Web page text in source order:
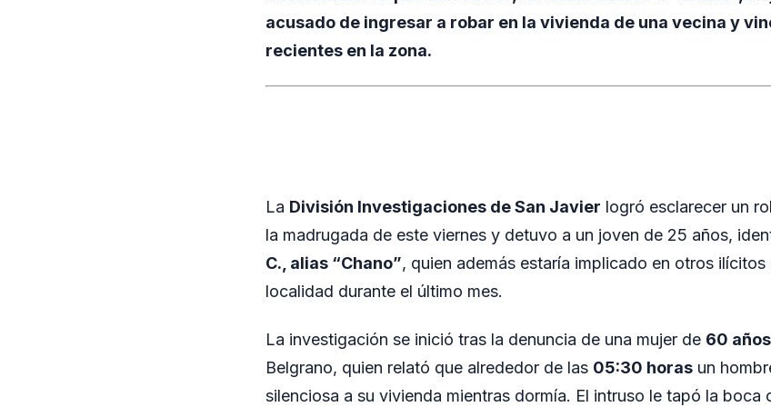
acusado de ingresar a robar en la vivienda de una vecina y
recientes en la zona.
La División Investigaciones de San Javier logró esclarecer un
la madrugada de este viernes y detuvo a un joven de 25 años,
C., alias “Chano”, quien además estaría implicado en otros ilícitos
localidad durante el último mes.
La investigación se inició tras la denuncia de una mujer de 60 años
Belgrano, quien relató que alrededor de las 05:30 horas un
silenciosa a su vivienda mientras dormía. El intruso le tapó la boca